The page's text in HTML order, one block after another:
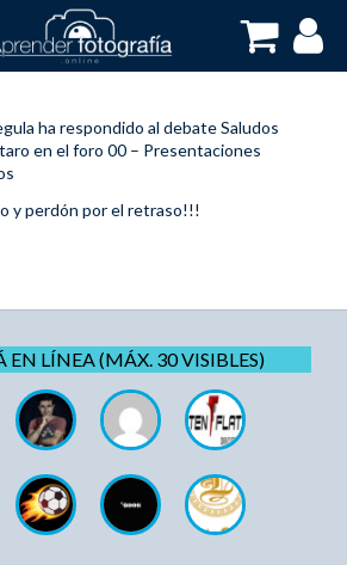
ha respondido al debateSaludos
en el foro 00 – Presentaciones
y perdón por el retraso!!!
EN LÍNEA (MÁX. 30 VISIBLES)